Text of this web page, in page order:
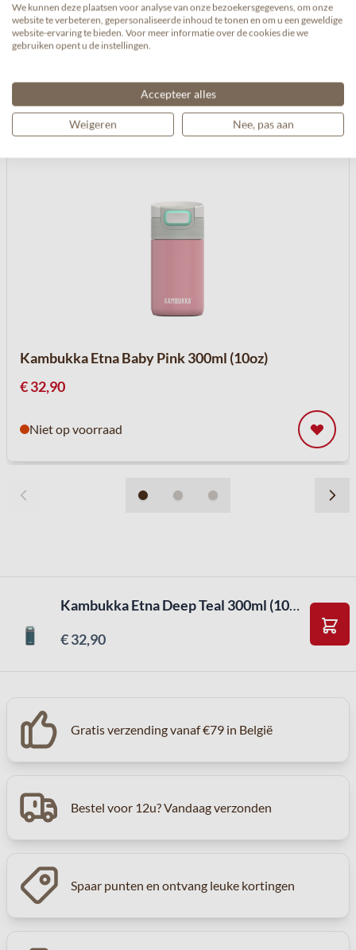
Navigeren door de elementen van de carrousel is mogelijk
Druk om carrousel over te slaan
Druk op om naar carrouselnavigatie te gaan
Kambukka Etna Baby Pink 300ml (10oz)
€ 32,90
Niet op voorraad
Kambukka Etna Deep Teal 300ml (10oz)
€ 32,90
In
Gratis verzending vanaf €79 in België
Bestel voor 12u? Vandaag verzonden
Spaar punten en ontvang leuke kortingen
We kunnen deze plaatsen voor analyse van onze bezoekersgegevens, om onze
website te verbeteren, gepersonaliseerde inhoud te tonen en om u een geweldige
website-ervaring te bieden. Voor meer informatie over de cookies die we
gebruiken opent u de instellingen.
Accepteer alles
Weigeren Nee, pas aan